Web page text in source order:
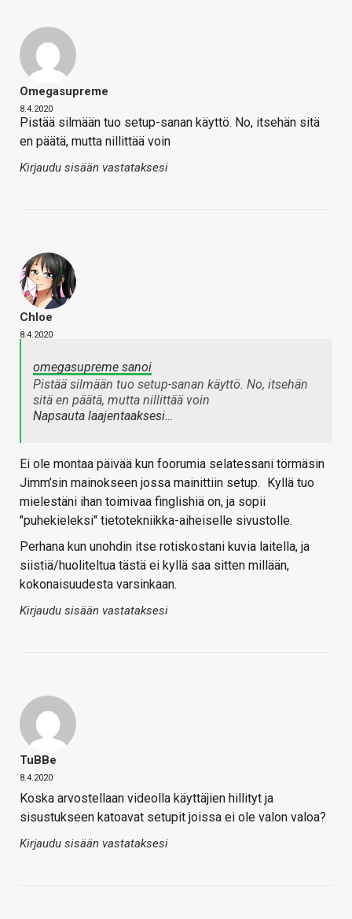
Omegasupreme
8.4.2020
Pistää silmään tuo setup-sanan käyttö. No, itsehän sitä
en päätä, mutta nillittää voin
Kirjaudu sisään vastataksesi
Chloe
8.4.2020
omegasupreme sanoi
Pistää silmään tuo setup-sanan käyttö. No, itsehän
sitä en päätä, mutta nillittää voin
Napsauta laajentaaksesi…
Ei ole montaa päivää kun foorumia selatessani törmäsin
Jimm’sin mainokseen jossa mainittiin setup. Kyllä tuo
mielestäni ihan toimivaa finglishiä on, ja sopii
"puhekieleksi" tietotekniikka-aiheiselle sivustolle.
Perhana kun unohdin itse rotiskostani kuvia laitella, ja
siistiä/huoliteltua tästä ei kyllä saa sitten millään,
kokonaisuudesta varsinkaan.
Kirjaudu sisään vastataksesi
TuBBe
8.4.2020
Koska arvostellaan videolla käyttäjien hillityt ja
sisustukseen katoavat setupit joissa ei ole valon valoa?
Kirjaudu sisään vastataksesi